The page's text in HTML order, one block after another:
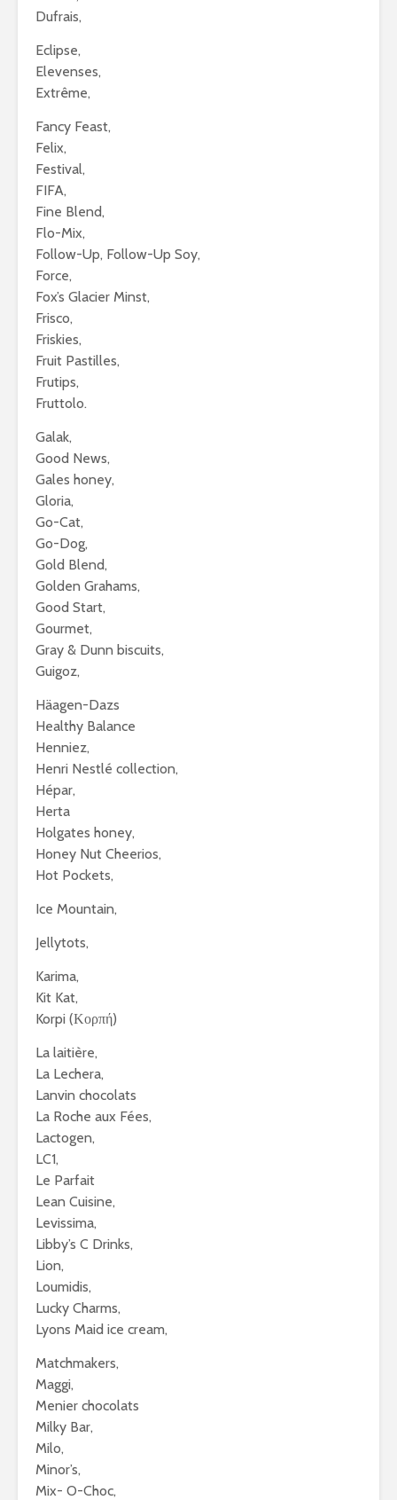
Dufrais,
Eclipse,
Elevenses,
Extrême,
Fancy Feast,
Felix,
Festival,
FIFA,
Fine Blend,
Flo-Mix,
Follow-Up, Follow-Up Soy,
Force,
Fox’s Glacier Minst,
Frisco,
Friskies,
Fruit Pastilles,
Frutips,
Fruttolo.
Galak,
Good News,
Gales honey,
Gloria,
Go-Cat,
Go-Dog,
Gold Blend,
Golden Grahams,
Good Start,
Gourmet,
Gray & Dunn biscuits,
Guigoz,
Häagen-Dazs
Healthy Balance
Henniez,
Henri Nestlé collection,
Hépar,
Herta
Holgates honey,
Honey Nut Cheerios,
Hot Pockets,
Ice Mountain,
Jellytots,
Karima,
Kit Kat,
Korpi (Κορπή)
La laitière,
La Lechera,
Lanvin chocolats
La Roche aux Fées,
Lactogen,
LC1,
Le Parfait
Lean Cuisine,
Levissima,
Libby’s C Drinks,
Lion,
Loumidis,
Lucky Charms,
Lyons Maid ice cream,
Matchmakers,
Maggi,
Menier chocolats
Milky Bar,
Milo,
Minor’s,
Mix- O-Choc,